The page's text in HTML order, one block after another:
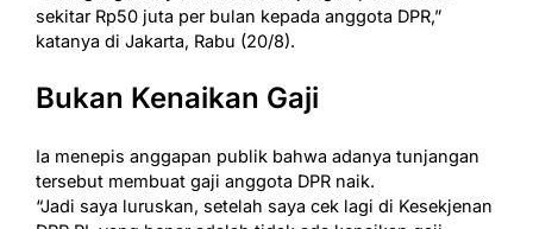
sekitar Rp50 juta per bulan kepada anggota DPR,”
katanya di Jakarta, Rabu (20/8).
Bukan Kenaikan Gaji
Ia menepis anggapan publik bahwa adanya tunjangan
tersebut membuat gaji anggota DPR naik.
“Jadi saya luruskan, setelah saya cek lagi di Kesekjenan